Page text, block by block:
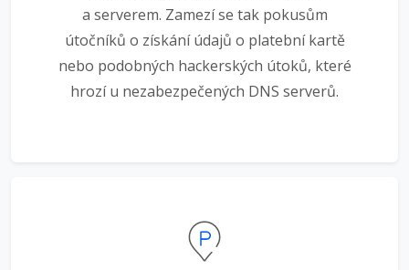
a serverem. Zamezí se tak pokusům
útočníků o získání údajů o platební kartě
nebo podobných hackerských útoků, které
hrozí u nezabezpečených DNS serverů.